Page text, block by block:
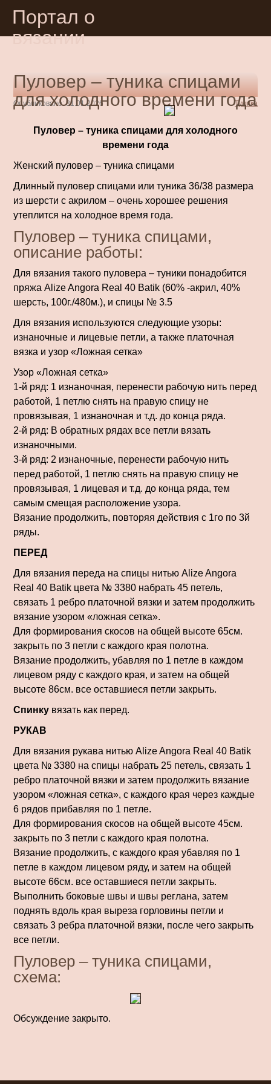
Портал о
вязании
Пуловер – туника спицами
для холодного времени года
Опубликовано: 31.01.2026 Туника
Пуловер – туника спицами для холодного
времени года
Женский пуловер – туника спицами
Длинный пуловер спицами или туника 36/38 размера
из шерсти с акрилом – очень хорошее решения
утеплится на холодное время года.
Пуловер – туника спицами,
описание работы:
Для вязания такого пуловера – туники понадобится
пряжа Alize Angora Real 40 Batik (60% -акрил, 40%
шерсть, 100г./480м.), и спицы № 3.5
Для вязания используются следующие узоры:
изнаночные и лицевые петли, а также платочная
вязка и узор «Ложная сетка»
Узор «Ложная сетка»
1-й ряд: 1 изнаночная, перенести рабочую нить перед
работой, 1 петлю снять на правую спицу не
провязывая, 1 изнаночная и т.д. до конца ряда.
2-й ряд: В обратных рядах все петли вязать
изнаночными.
3-й ряд: 2 изнаночные, перенести рабочую нить
перед работой, 1 петлю снять на правую спицу не
провязывая, 1 лицевая и т.д. до конца ряда, тем
самым смещая расположение узора.
Вязание продолжить, повторяя действия с 1го по 3й
ряды.
ПЕРЕД
Для вязания переда на спицы нитью Alize Angora
Real 40 Batik цвета № 3380 набрать 45 петель,
связать 1 ребро платочной вязки и затем продолжить
вязание узором «ложная сетка».
Для формирования скосов на общей высоте 65см.
закрыть по 3 петли с каждого края полотна.
Вязание продолжить, убавляя по 1 петле в каждом
лицевом ряду с каждого края, и затем на общей
высоте 86см. все оставшиеся петли закрыть.
Спинку вязать как перед.
РУКАВ
Для вязания рукава нитью Alize Angora Real 40 Batik
цвета № 3380 на спицы набрать 25 петель, связать 1
ребро платочной вязки и затем продолжить вязание
узором «ложная сетка», с каждого края через каждые
6 рядов прибавляя по 1 петле.
Для формирования скосов на общей высоте 45см.
закрыть по 3 петли с каждого края полотна.
Вязание продолжить, с каждого края убавляя по 1
петле в каждом лицевом ряду, и затем на общей
высоте 66см. все оставшиеся петли закрыть.
Выполнить боковые швы и швы реглана, затем
поднять вдоль края выреза горловины петли и
связать 3 ребра платочной вязки, после чего закрыть
все петли.
Пуловер – туника спицами,
схема:
Обсуждение закрыто.